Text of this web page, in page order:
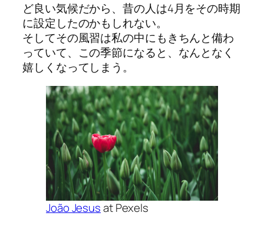
ど良い気候だから、昔の人は4月をその時期
に設定したのかもしれない。
そしてその風習は私の中にもきちんと備わ
っていて、この季節になると、なんとなく
嬉しくなってしまう。
João Jesusat Pexels